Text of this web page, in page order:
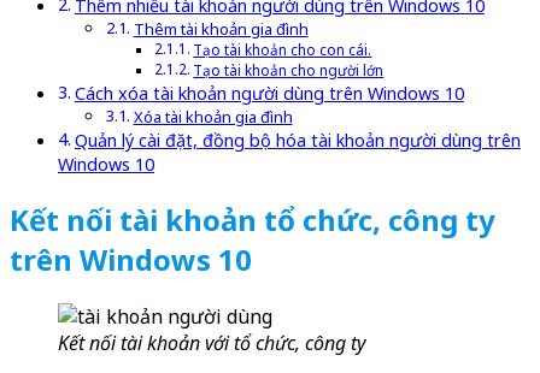
Thêm nhiều tài khoản người dùng trên Windows 10
Thêm tài khoản gia đình
Tạo tài khoản cho con cái.
Tạo tài khoản cho người lớn
Cách xóa tài khoản người dùng trên Windows 10
Xóa tài khoản gia đình
Quản lý cài đặt, đồng bộ hóa tài khoản người dùng trên
Windows 10
Kết nối tài khoản tổ chức, công ty
trên Windows 10
Kết nối tài khoản với tổ chức, công ty